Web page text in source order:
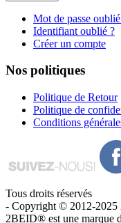
Mot de passe
Identifiant oublié ?
Créer un compte
Nos politiques
Politique de Retour
Politique de
Conditions
Tous droits réservés
- Copyright © 2012-
2BEID® est une marque